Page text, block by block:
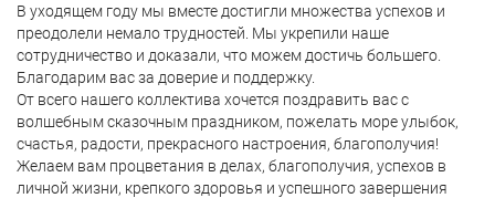
В уходящем году мы вместе достигли множества успехов и
преодолели немало трудностей. Мы укрепили наше
сотрудничество и доказали, что можем достичь большего.
Благодарим вас за доверие и поддержку.
От всего нашего коллектива хочется поздравить вас с
волшебным сказочным праздником, пожелать море улыбок,
счастья, радости, прекрасного настроения, благополучия!
Желаем вам процветания в делах, благополучия, успехов в
личной жизни, крепкого здоровья и успешного завершения